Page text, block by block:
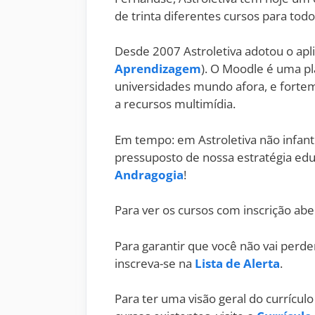
de trinta diferentes cursos para
Desde 2007 Astroletiva adotou o
Aprendizagem). O Moodle é uma
universidades mundo afora, e
a recursos multimídia.
Em tempo: em Astroletiva não
pressuposto de nossa estratégia
Andragogia!
Para ver os cursos com inscrição
Para garantir que você não vai
inscreva-se na Lista de Alerta.
Para ter uma visão geral do